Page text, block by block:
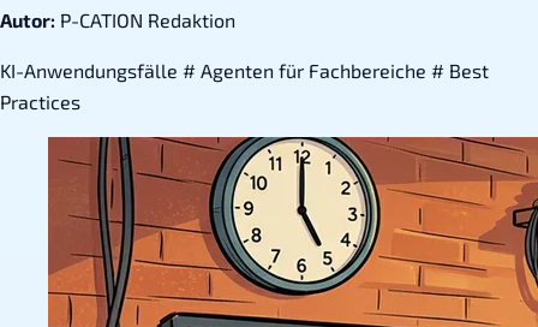
Autor: P-CATION Redaktion
KI-Anwendungsfälle # Agenten für Fachbereiche # Best
Practices